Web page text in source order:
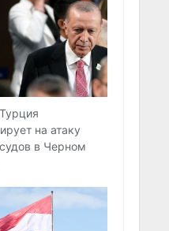
на атаку
в Черном